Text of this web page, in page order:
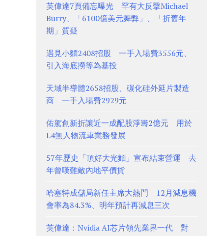
英偉達7頁備忘曝光 罕有大反擊Michael
Burry、「6100億美元舞弊」、「折舊年
期」質疑
遇見小麵2408招股 一手入場費3556元、
引入海底撈等為基投
天域半導體2658招股、碳化硅外延片製造
商 一手入場費2929元
佑駕創新折讓近一成配股淨籌2億元 用於
L4無人物流車業務發展
57年歷史「頂好大光麵」宣布結束營運 去
年曾嘆難敵內地平價貨
哈塞特成儲局新任主席大熱門 12月減息機
會率為84.3%、明年預計再減息三次
英偉達：Nvidia AI芯片領先業界一代 對